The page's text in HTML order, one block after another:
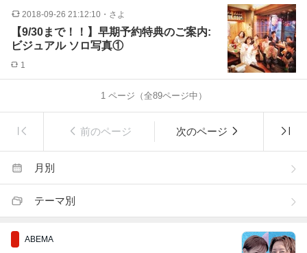
2018-09-26 21:12:10 ・ さよ
【9/30まで！！】早期予約特典のご案内:
ビジュアル ソロ写真①
1
1ページ（全89ページ中）
前のページ 次のページ
月別
テーマ別
ABEMA